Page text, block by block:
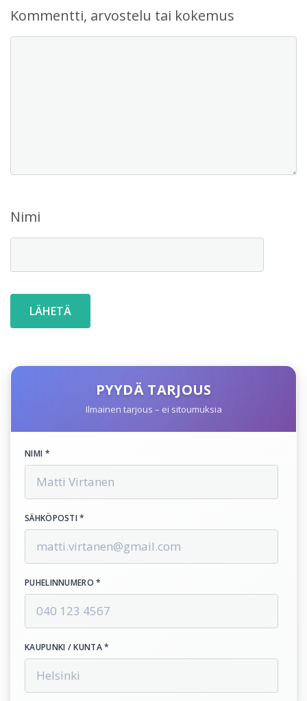
Kommentti, arvostelu tai kokemus
Nimi
PYYDÄ TARJOUS
Ilmainen tarjous – ei sitoumuksia
NIMI *
SÄHKÖPOSTI *
PUHELINNUMERO *
KAUPUNKI / KUNTA *